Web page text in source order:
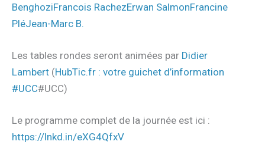
BenghoziFrancois RachezErwan SalmonFrancine
PléJean-Marc B.
Les tables rondes seront animées par Didier
Lambert (HubTic.fr : votre guichet d’information
#UCC#UCC)
Le programme complet de la journée est ici :
https://lnkd.in/eXG4QfxV